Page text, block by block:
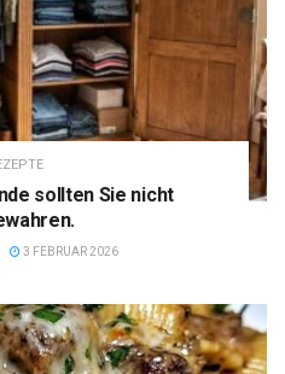
sollten Sie nicht
3 FEBRUAR 2026